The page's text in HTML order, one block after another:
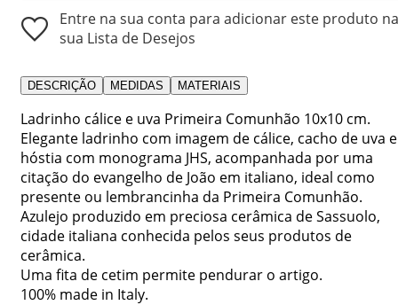
Entre na sua conta para adicionar este produto na
sua Lista de Desejos
DESCRIÇÃO MEDIDAS MATERIAIS
Ladrinho cálice e uva Primeira Comunhão 10x10 cm.
Elegante ladrinho com imagem de cálice, cacho de uva e
hóstia com monograma JHS, acompanhada por uma
citação do evangelho de João em italiano, ideal como
presente ou lembrancinha da Primeira Comunhão.
Azulejo produzido em preciosa cerâmica de Sassuolo,
cidade italiana conhecida pelos seus produtos de
cerâmica.
Uma fita de cetim permite pendurar o artigo.
100% made in Italy.